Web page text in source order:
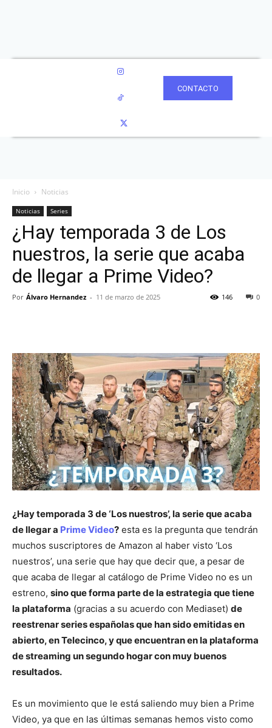
CONTACTO
Inicio Noticias
Noticias Series
¿Hay temporada 3 de Los
nuestros, la serie que acaba
de llegar a Prime Video?
Por Álvaro Hernandez - 11 de marzo de 2025 0
146
¿Hay temporada 3 de ‘Los nuestros’, la serie que acaba
de llegar a Prime Video? esta es la pregunta que tendrán
muchos suscriptores de Amazon al haber visto ‘Los
nuestros’, una serie que hay que decir que, a pesar de
que acaba de llegar al catálogo de Prime Video no es un
estreno, sino que forma parte de la estrategia que tiene
la plataforma (gracias a su acuerdo con Mediaset) de
reestrenar series españolas que han sido emitidas en
abierto, en Telecinco, y que encuentran en la plataforma
de streaming un segundo hogar con muy buenos
resultados.
Es un movimiento que le está saliendo muy bien a Prime
Video, ya que en las últimas semanas hemos visto como